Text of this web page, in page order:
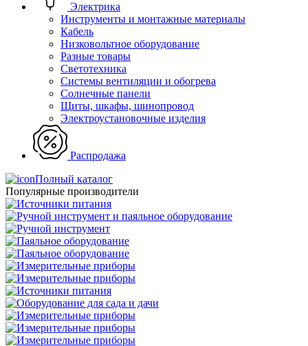
Электрика
Инструменты и монтажные материалы
Кабель
Низковольтное оборудование
Разные товары
Светотехника
Системы вентиляции и обогрева
Солнечные панели
Щиты, шкафы, шинопровод
Электроустановочные изделия
Распродажа
Полный каталог
Популярные производители